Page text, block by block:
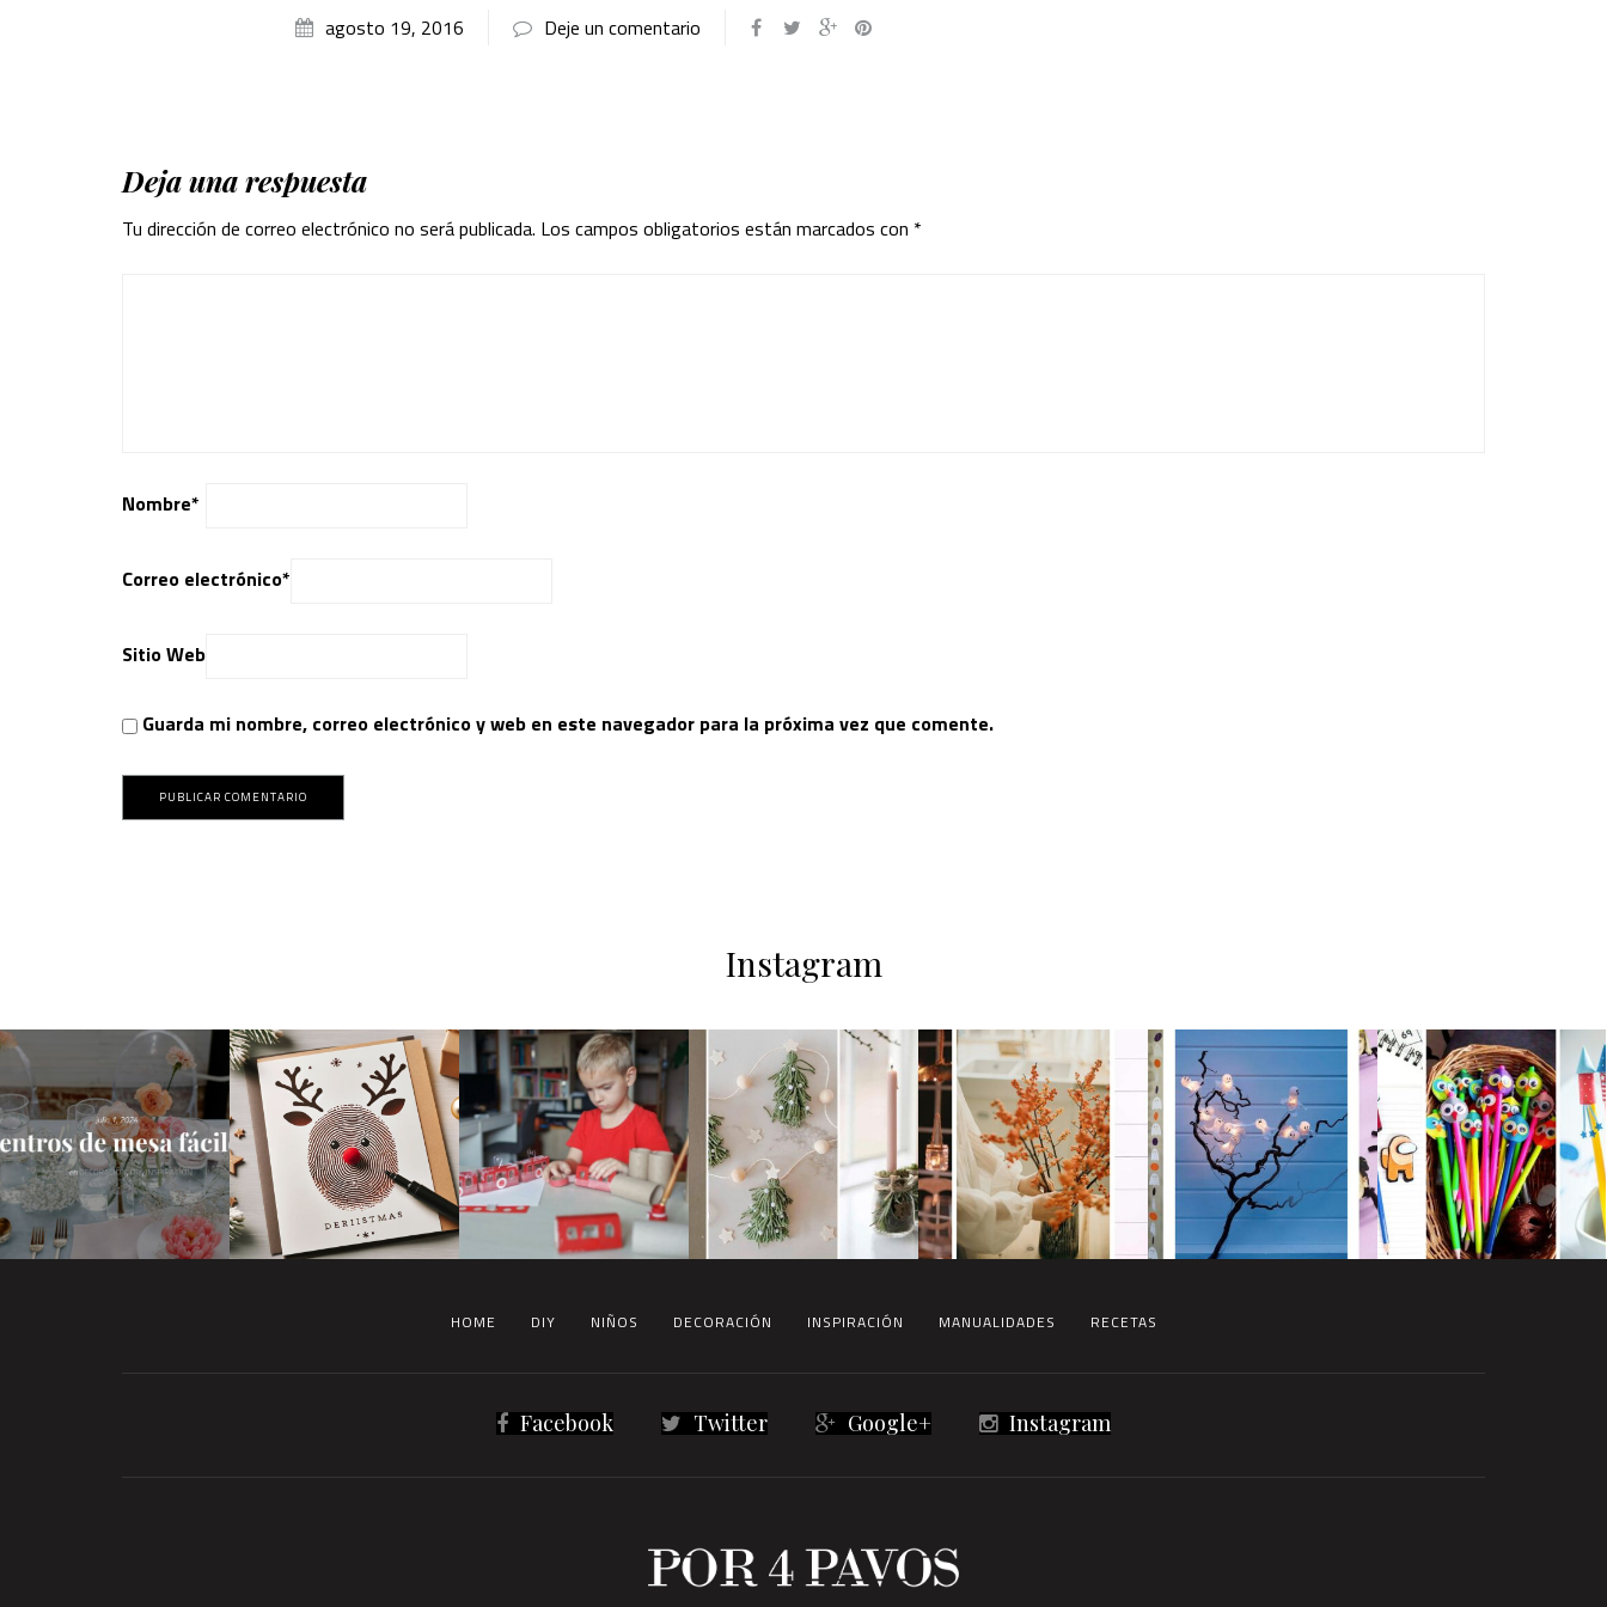
agosto 19, 2016 Deje un comentario
Deja una respuesta
Tu dirección de correo electrónico no será publicada. Los campos obligatorios están marcados con *
Nombre*
Correo electrónico*
Sitio Web
Guarda mi nombre, correo electrónico y web en este navegador para la próxima vez que comente.
Instagram
HOME DIY NIÑOS DECORACIÓN INSPIRACIÓN MANUALIDADES RECETAS
Facebook Twitter Google+ Instagram